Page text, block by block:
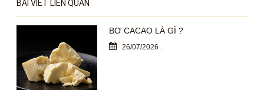
BÀI VIẾT LIÊN QUAN
BƠ CACAO LÀ GÌ ?
26/07/2026 .